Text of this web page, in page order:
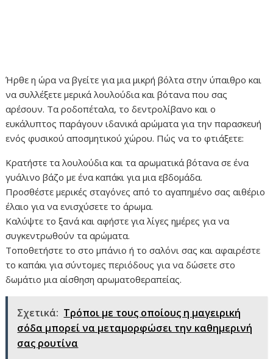
Ήρθε η ώρα να βγείτε για μια μικρή βόλτα στην ύπαιθρο και
να συλλέξετε μερικά λουλούδια και βότανα που σας
αρέσουν. Τα ροδοπέταλα, το δεντρολίβανο και ο
ευκάλυπτος παράγουν ιδανικά αρώματα για την παρασκευή
ενός φυσικού αποσμητικού χώρου. Πώς να το φτιάξετε:
Κρατήστε τα λουλούδια και τα αρωματικά βότανα σε ένα
γυάλινο βάζο με ένα καπάκι για μια εβδομάδα.
Προσθέστε μερικές σταγόνες από το αγαπημένο σας αιθέριο
έλαιο για να ενισχύσετε το άρωμα.
Καλύψτε το ξανά και αφήστε για λίγες ημέρες για να
συγκεντρωθούν τα αρώματα.
Τοποθετήστε το στο μπάνιο ή το σαλόνι σας και αφαιρέστε
το καπάκι για σύντομες περιόδους για να δώσετε στο
δωμάτιο μια αίσθηση αρωματοθεραπείας.
Σχετικά: Τρόποι με τους οποίους η μαγειρική
σόδα μπορεί να μεταμορφώσει την καθημερινή
σας ρουτίνα